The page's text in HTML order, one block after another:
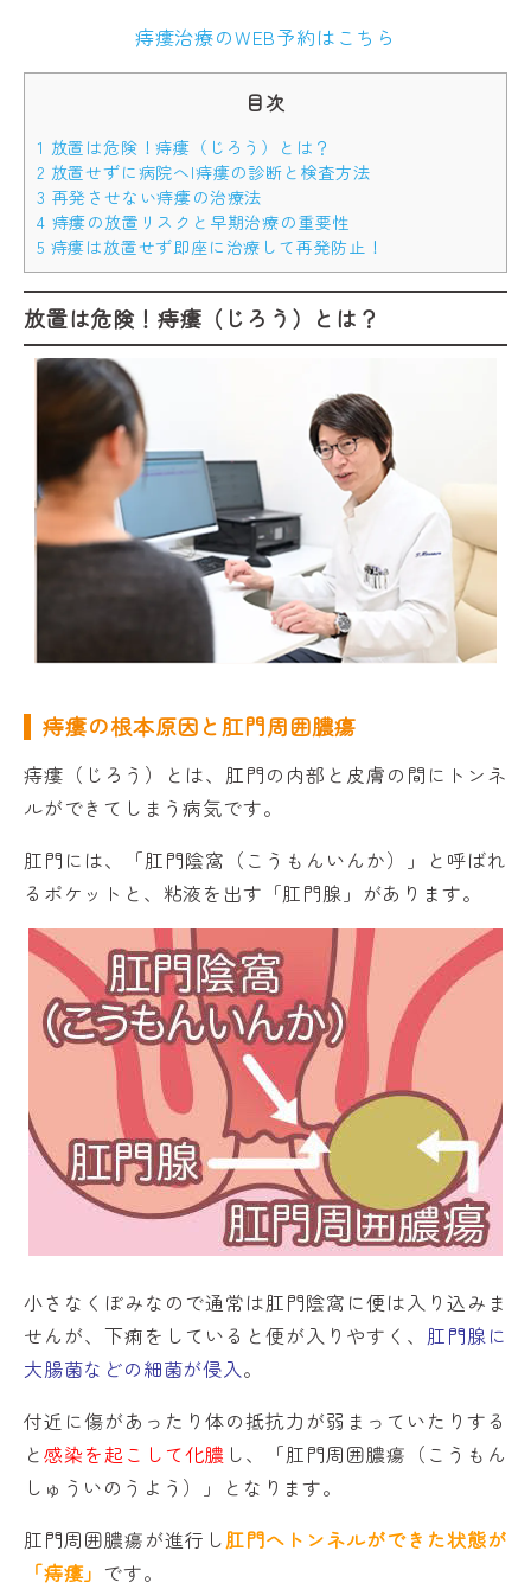
痔瘻治療のWEB予約はこちら
目次
1 放置は危険！痔瘻（じろう）とは？
2 放置せずに病院へ|痔瘻の診断と検査方法
3 再発させない痔瘻の治療法
4 痔瘻の放置リスクと早期治療の重要性
5 痔瘻は放置せず即座に治療して再発防止！
放置は危険！痔瘻（じろう）とは？
痔瘻の根本原因と肛門周囲膿瘍
痔瘻（じろう）とは、肛門の内部と皮膚の間にトンネ
ルができてしまう病気です。
肛門には、「肛門陰窩（こうもんいんか）」と呼ばれ
るポケットと、粘液を出す「肛門腺」があります。
小さなくぼみなので通常は肛門陰窩に便は入り込みま
せんが、下痢をしていると便が入りやすく、 肛門腺に
大腸菌などの細菌が侵入。
付近に傷があったり体の抵抗力が弱まっていたりする
と感染を起こして化膿 し、「肛門周囲膿瘍（こうもん
しゅういのうよう）」となります。
肛門周囲膿瘍が進行し肛門へトンネルができた状態が
「痔瘻」 です。